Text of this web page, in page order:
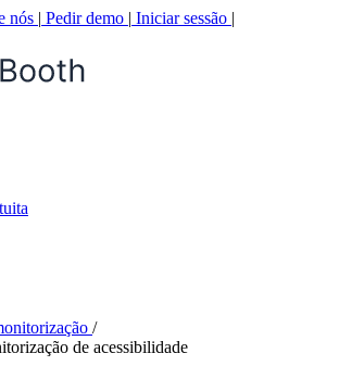
nós | Pedir demo | Iniciar sessão |
/
de acessibilidade